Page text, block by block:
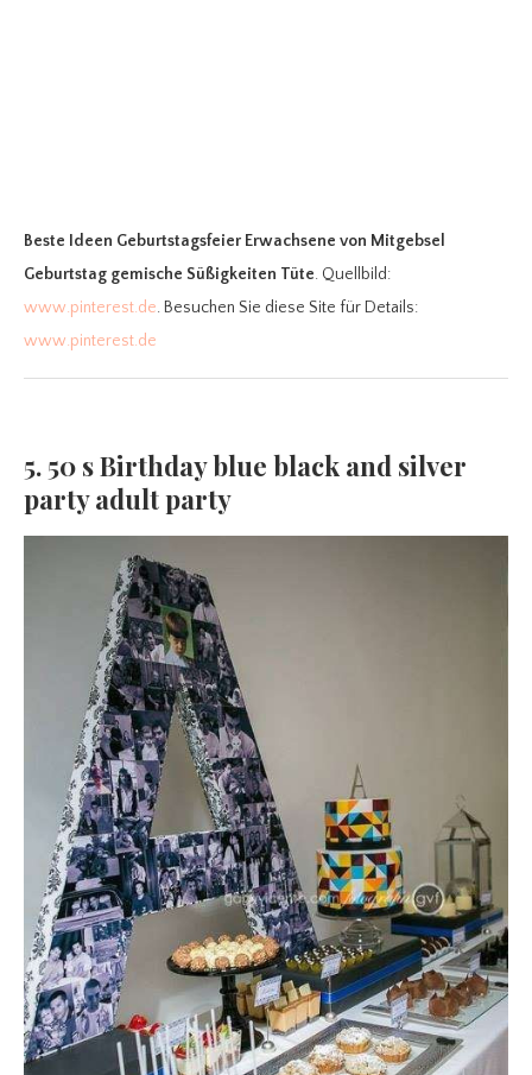
Beste Ideen Geburtstagsfeier Erwachsene von Mitgebsel
Geburtstag gemische Süßigkeiten Tüte. Quellbild:
www.pinterest.de. Besuchen Sie diese Site für Details:
www.pinterest.de
5. 50 s Birthday blue black and silver
party adult party